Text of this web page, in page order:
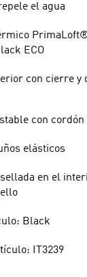
el agua
ECO
con cierre y
con cordón
elásticos
en el
Black
IT3239